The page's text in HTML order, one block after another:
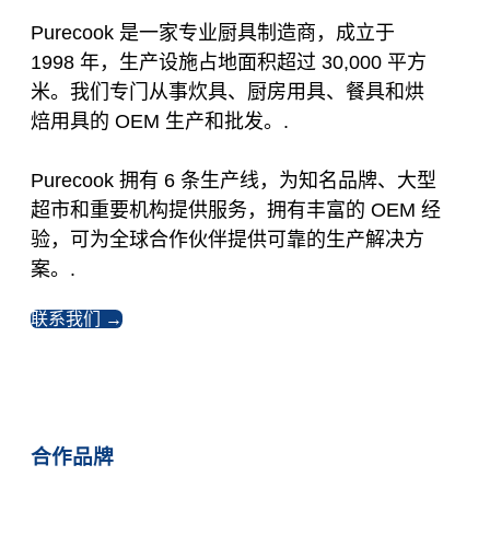
Purecook 是一家专业厨具制造商，成立于
1998 年，生产设施占地面积超过 30,000 平方
米。我们专门从事炊具、厨房用具、餐具和烘
焙用具的 OEM 生产和批发。.
Purecook 拥有 6 条生产线，为知名品牌、大型
超市和重要机构提供服务，拥有丰富的 OEM 经
验，可为全球合作伙伴提供可靠的生产解决方
案。.
联系我们 →
合作品牌